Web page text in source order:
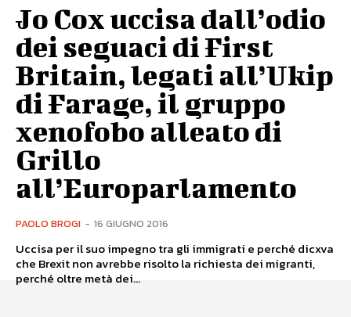
Jo Cox uccisa dall’odio
dei seguaci di First
Britain, legati all’Ukip
di Farage, il gruppo
xenofobo alleato di
Grillo
all’Europarlamento
PAOLO BROGI - 16 GIUGNO 2016
Uccisa per il suo impegno tra gli immigrati e perché dicxva
che Brexit non avrebbe risolto la richiesta dei migranti,
perché oltre metà dei...